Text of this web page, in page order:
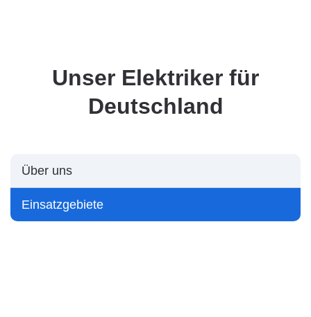
Unser Elektriker für
Deutschland
Über uns
Einsatzgebiete